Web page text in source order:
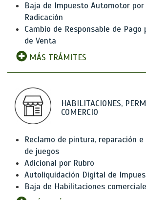
Baja de Impuesto Automotor por
Radicación
Cambio de Responsable de Pago
de Venta
MÁS TRÁMITES
HABILITACIONES,
COMERCIO
Reclamo de pintura, reparación
de juegos
Adicional por Rubro
Autoliquidación Digital de
Baja de Habilitaciones